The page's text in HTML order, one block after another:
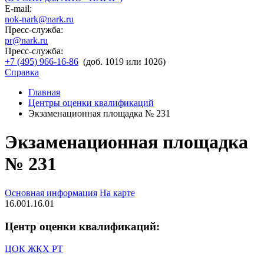
E-mail:
nok-nark@nark.ru
Пресс-служба:
pr@nark.ru
Пресс-служба:
+7 (495) 966-16-86 (доб. 1019 или 1026)
Справка
Главная
Центры оценки квалификаций
Экзаменационная площадка № 231
Экзаменационная площадка
№ 231
Основная информация На карте
16.001.16.01
Центр оценки квалификаций:
ЦОК ЖКХ РТ